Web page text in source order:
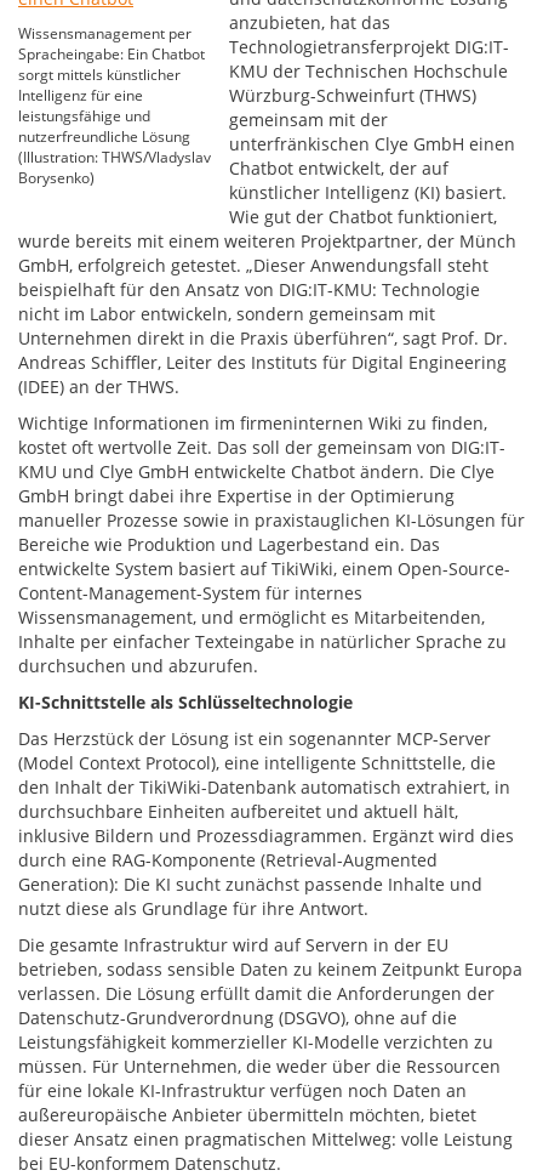
Wissensmanagement per
Spracheingabe: Ein Chatbot
sorgt mittels künstlicher
Intelligenz für eine
leistungsfähige und
nutzerfreundliche Lösung
(Illustration: THWS/Vladyslav
Borysenko)
anzubieten, hat das
Technologietransferprojekt DIG:IT-
KMU der Technischen Hochschule
Würzburg-Schweinfurt (THWS)
gemeinsam mit der
unterfränkischen Clye GmbH einen
Chatbot entwickelt, der auf
künstlicher Intelligenz (KI) basiert.
Wie gut der Chatbot funktioniert,
wurde bereits mit einem weiteren Projektpartner, der Münch
GmbH, erfolgreich getestet. „Dieser Anwendungsfall steht
beispielhaft für den Ansatz von DIG:IT-KMU: Technologie
nicht im Labor entwickeln, sondern gemeinsam mit
Unternehmen direkt in die Praxis überführen“, sagt Prof. Dr.
Andreas Schiffler, Leiter des Instituts für Digital Engineering
(IDEE) an der THWS.
Wichtige Informationen im firmeninternen Wiki zu finden,
kostet oft wertvolle Zeit. Das soll der gemeinsam von DIG:IT-
KMU und Clye GmbH entwickelte Chatbot ändern. Die Clye
GmbH bringt dabei ihre Expertise in der Optimierung
manueller Prozesse sowie in praxistauglichen KI-Lösungen für
Bereiche wie Produktion und Lagerbestand ein. Das
entwickelte System basiert auf TikiWiki, einem Open-Source-
Content-Management-System für internes
Wissensmanagement, und ermöglicht es Mitarbeitenden,
Inhalte per einfacher Texteingabe in natürlicher Sprache zu
durchsuchen und abzurufen.
KI-Schnittstelle als Schlüsseltechnologie
Das Herzstück der Lösung ist ein sogenannter MCP-Server
(Model Context Protocol), eine intelligente Schnittstelle, die
den Inhalt der TikiWiki-Datenbank automatisch extrahiert, in
durchsuchbare Einheiten aufbereitet und aktuell hält,
inklusive Bildern und Prozessdiagrammen. Ergänzt wird dies
durch eine RAG-Komponente (Retrieval-Augmented
Generation): Die KI sucht zunächst passende Inhalte und
nutzt diese als Grundlage für ihre Antwort.
Die gesamte Infrastruktur wird auf Servern in der EU
betrieben, sodass sensible Daten zu keinem Zeitpunkt Europa
verlassen. Die Lösung erfüllt damit die Anforderungen der
Datenschutz-Grundverordnung (DSGVO), ohne auf die
Leistungsfähigkeit kommerzieller KI-Modelle verzichten zu
müssen. Für Unternehmen, die weder über die Ressourcen
für eine lokale KI-Infrastruktur verfügen noch Daten an
außereuropäische Anbieter übermitteln möchten, bietet
dieser Ansatz einen pragmatischen Mittelweg: volle Leistung
bei EU-konformem Datenschutz.